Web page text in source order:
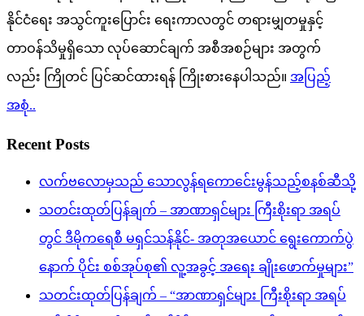
နိုင်ငံရေး အသွင်ကူးပြောင်း ရေးကာလတွင် တရားမျှတမှုနှင့်
တာဝန်သိမှုရှိသော လုပ်ဆောင်ချက် အစီအစဉ်များ အတွက်
လည်း ကြိုတင် ပြင်ဆင်ထားရန် ကြိုးစားနေပါသည်။ အပြည့်
အစုံ..
Recent Posts
လက်ဗလောမှသည် သောလွန်ရကောင်ေးမွန်သည့်စနစ်ဆီသို့
သတင်းထုတ်ပြန်ချက် – အာဏာရှင်များ ကြီးစိုးရာ အရပ်
တွင် ဒီမိုကရေစီ မရှင်သန်နိုင်- အတုအယောင် ရွေးကောက်ပွဲ
နောက် ပိုင်း စစ်အုပ်စု၏ လူ့အခွင့် အရေး ချိုးဖောက်မှုများ”
သတင်းထုတ်ပြန်ချက် – “အာဏာရှင်များ ကြီးစိုးရာ အရပ်